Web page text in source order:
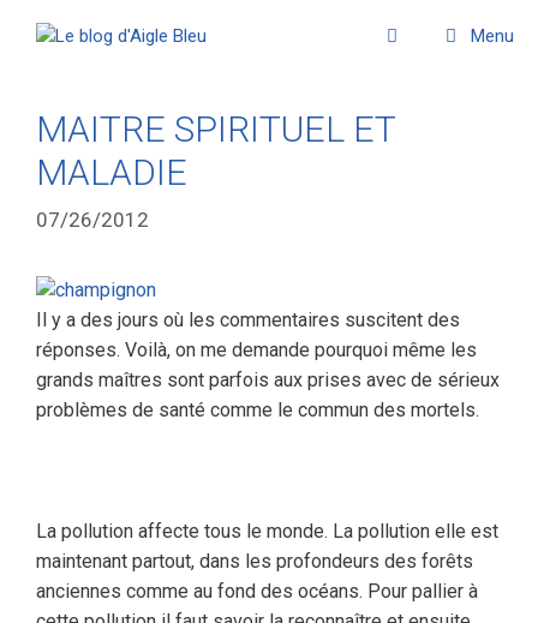
Menu
MAITRE SPIRITUEL ET
MALADIE
07/26/2012
Il y a des jours où les commentaires suscitent des
réponses. Voilà, on me demande pourquoi même les
grands maîtres sont parfois aux prises avec de sérieux
problèmes de santé comme le commun des mortels.
La pollution affecte tous le monde. La pollution elle est
maintenant partout, dans les profondeurs des forêts
anciennes comme au fond des océans. Pour pallier à